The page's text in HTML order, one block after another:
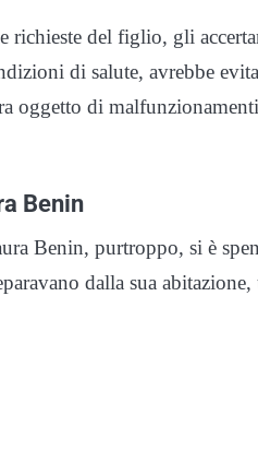
richieste del figlio, gli
di salute, avrebbe
oggetto di
Benin
Benin, purtroppo, si è
dalla sua